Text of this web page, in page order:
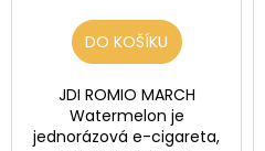
DO KOŠÍKU
JDI ROMIO MARCH
Watermelon je
jednorázová e-cigareta,